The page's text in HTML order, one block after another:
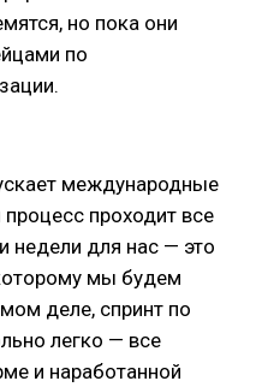
но пока они
по
международные
проходит все
недели для нас — это
мы будем
деле, спринт по
легко — все
и наработанной